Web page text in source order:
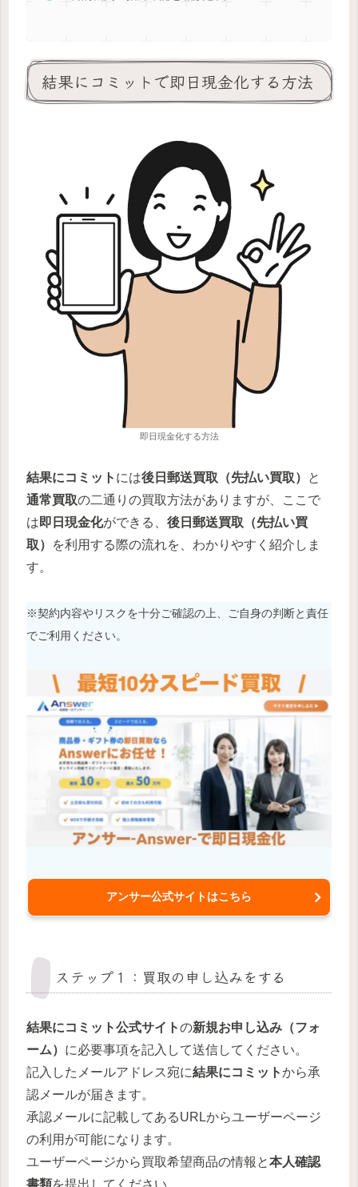
結果にコミットで即日現金化する方法
即日現金化する方法
結果にコミット には後日郵送買取（先払い買取）
と
通常買取の二通りの買取方法がありますが、ここで
は 即日現金化ができる、 後日郵送買取（先払い買
取）
を利用する際の流れを、わかりやすく紹介しま
す。
※契約内容やリスクを十分ご確認の上、ご自身の判断と責任
でご利用ください。
アンサー公式サイトはこちら
ステップ１：買取の申し込みをする
結果にコミット公式サイトの新規お申し込み（フォ
ーム） に必要事項を記入して送信してください。
記入したメールアドレス宛に結果にコミットから承
認メールが届きます。
承認メールに記載してあるURLからユーザーページ
の利用が可能になります。
ユーザーページから買取希望商品の情報と本人確認
書類を提出してください。